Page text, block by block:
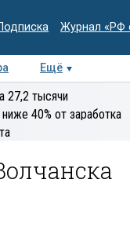
Журнал «РФ
Ещё
27,2 тысячи
40% от заработка